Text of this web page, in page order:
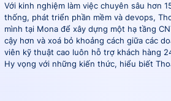
Với kinh nghiệm làm việc chuyên sâu hơn
thống, phát triển phần mềm và devops,
mình tại Mona để xây dựng một hạ tầng
cậy hơn và xoá bỏ khoảng cách giữa các
viên kỹ thuật cao luôn hỗ trợ khách hàng
Hy vọng với những kiến thức, hiểu biết